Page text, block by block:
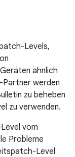
Levels,
ähnlich
Partner werden
zu beheben
zu verwenden.
vom
Probleme
Level